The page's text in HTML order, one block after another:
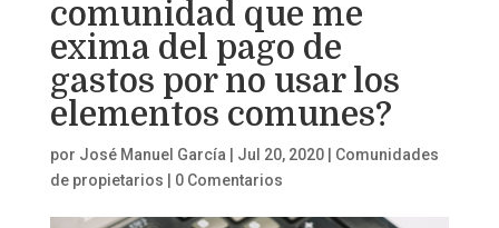
comunidad que me
exima del pago de
gastos por no usar los
elementos comunes?
por José Manuel García Jul 20, 2020| Comunidades
de propietarios
0 Comentarios